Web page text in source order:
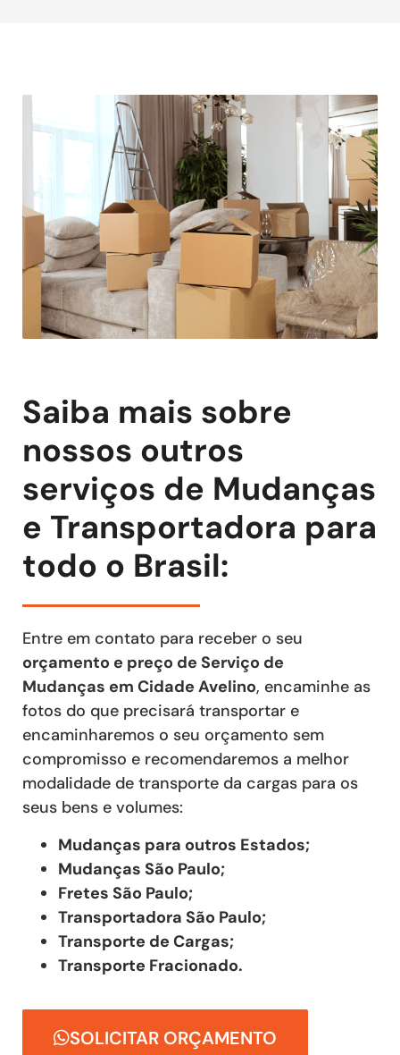
Saiba mais sobre
nossos outros
serviços de Mudanças
e Transportadora para
todo o Brasil:
Entre em contato para receber o seu
orçamento e preço de Serviço de
Mudanças em Cidade Avelino, encaminhe as
fotos do que precisará transportar e
encaminharemos o seu orçamento sem
compromisso e recomendaremos a melhor
modalidade de transporte da cargas para os
seus bens e volumes:
Mudanças para outros Estados;
Mudanças São Paulo;
Fretes São Paulo;
Transportadora São Paulo;
Transporte de Cargas;
Transporte Fracionado.
SOLICITAR ORÇAMENTO